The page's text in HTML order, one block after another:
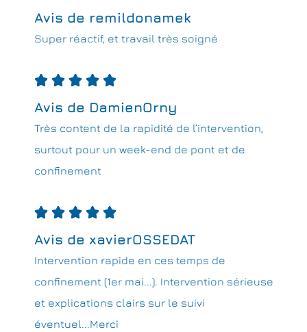
Avis de remildonamek
Super réactif, et travail très soigné
    
Avis de DamienOrny
Très content de la rapidité de l’intervention,
surtout pour un week-end de pont et de
confinement
    
Avis de xavierOSSEDAT
Intervention rapide en ces temps de
confinement (1er mai...). Intervention sérieuse
et explications clairs sur le suivi
éventuel...Merci